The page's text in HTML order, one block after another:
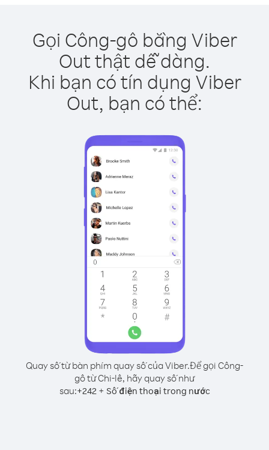
Gọi Công-gô bằng Viber
Out thật dễ dàng.
Khi bạn có tín dụng Viber
Out, bạn có thể:
Quay số từ bàn phím quay số của Viber.Để gọi Công-
gô từ Chi-lê, hãy quay số như
sau:+242+ Số điện thoại trong nước